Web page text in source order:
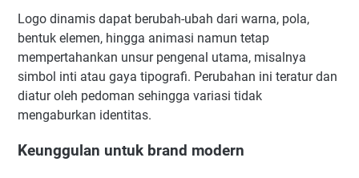
Logo dinamis dapat berubah-ubah dari warna, pola,
bentuk elemen, hingga animasi namun tetap
mempertahankan unsur pengenal utama, misalnya
simbol inti atau gaya tipografi. Perubahan ini teratur dan
diatur oleh pedoman sehingga variasi tidak
mengaburkan identitas.
Keunggulan untuk brand modern